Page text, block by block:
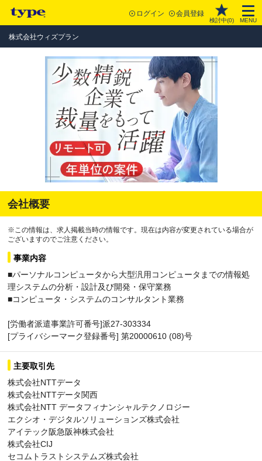
ログイン 会員登録
検討中(0) MENU
株式会社ウィズプラン
会社概要
※この情報は、求人掲載当時の情報です。現在は内容が変更されている場合が
ございますのでご注意ください。
事業内容
■パーソナルコンピュータから大型汎用コンピュータまでの情報処
理システムの分析・設計及び開発・保守業務
■コンピュータ・システムのコンサルタント業務
[労働者派遣事業許可番号]派27-303334
[プライバシーマーク登録番号] 第20000610 (08)号
主要取引先
株式会社NTTデータ
株式会社NTTデータ関西
株式会社NTT データフィナンシャルテクノロジー
エクシオ・デジタルソリューションズ株式会社
アイテック阪急阪神株式会社
株式会社CIJ
セコムトラストシステムズ株式会社